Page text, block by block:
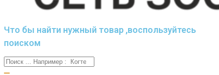
Что бы найти нужный товар ,воспользуйтесь
поиском